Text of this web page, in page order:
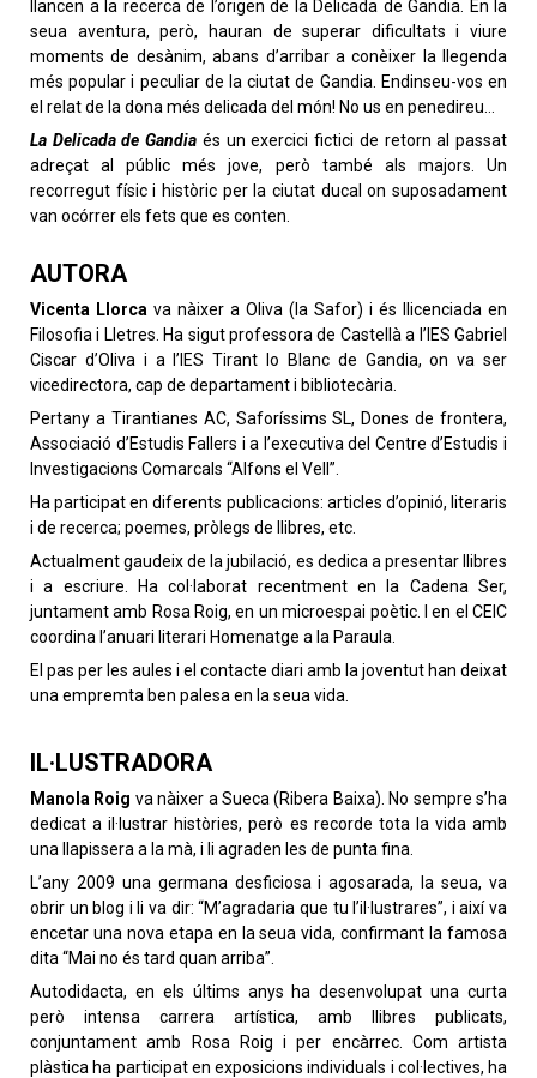
llancen a la recerca de l’origen de la Delicada de Gandia. En la
seua aventura, però, hauran de superar dificultats i viure
moments de desànim, abans d’arribar a conèixer la llegenda
més popular i peculiar de la ciutat de Gandia. Endinseu-vos en
el relat de la dona més delicada del món! No us en penedireu…
La Delicada de Gandia és un exercici fictici de retorn al passat
adreçat al públic més jove, però també als majors. Un
recorregut físic i històric per la ciutat ducal on suposadament
van ocórrer els fets que es conten.
AUTORA
Vicenta Llorca va nàixer a Oliva (la Safor) i és llicenciada en
Filosofia i Lletres. Ha sigut professora de Castellà a l’IES Gabriel
Ciscar d’Oliva i a l’IES Tirant lo Blanc de Gandia, on va ser
vicedirectora, cap de departament i bibliotecària.
Pertany a Tirantianes AC, Saforíssims SL, Dones de frontera,
Associació d’Estudis Fallers i a l’executiva del Centre d’Estudis i
Investigacions Comarcals “Alfons el Vell”.
Ha participat en diferents publicacions: articles d’opinió, literaris
i de recerca; poemes, pròlegs de llibres, etc.
Actualment gaudeix de la jubilació, es dedica a presentar llibres
i a escriure. Ha col·laborat recentment en la Cadena Ser,
juntament amb Rosa Roig, en un microespai poètic. I en el CEIC
coordina l’anuari literari Homenatge a la Paraula.
El pas per les aules i el contacte diari amb la joventut han deixat
una empremta ben palesa en la seua vida.
IL·LUSTRADORA
Manola Roig va nàixer a Sueca (Ribera Baixa). No sempre s’ha
dedicat a il·lustrar històries, però es recorde tota la vida amb
una llapissera a la mà, i li agraden les de punta fina.
L’any 2009 una germana desficiosa i agosarada, la seua, va
obrir un blog i li va dir: “M’agradaria que tu l’il·lustrares”, i així va
encetar una nova etapa en la seua vida, confirmant la famosa
dita “Mai no és tard quan arriba”.
Autodidacta, en els últims anys ha desenvolupat una curta
però intensa carrera artística, amb llibres publicats,
conjuntament amb Rosa Roig i per encàrrec. Com artista
plàstica ha participat en exposicions individuals i col·lectives, ha